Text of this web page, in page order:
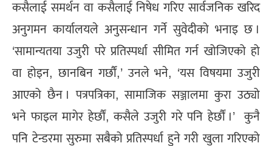
कसैलाई समर्थन वा कसैलाई निषेध गरिए सार्वजनिक खरिद
अनुगमन कार्यालयले अनुसन्धान गर्ने सुवेदीको भनाइ छ ।
‘सामान्यतया उजुरी परे प्रतिस्पर्धा सीमित गर्न खोजिएको हो
वा होइन, छानबिन गर्छौं,’ उनले भने, ‘यस विषयमा उजुरी
आएको छैन । पत्रपत्रिका, सामाजिक सञ्जालमा कुरा उठ्यो
भने फाइल मागेर हेर्छौं, कसैले उजुरी गरे पनि हेर्छौं ।’ कुनै
पनि टेन्डरमा सुरुमा सबैको प्रतिस्पर्धा हुने गरी खुला गरिएको